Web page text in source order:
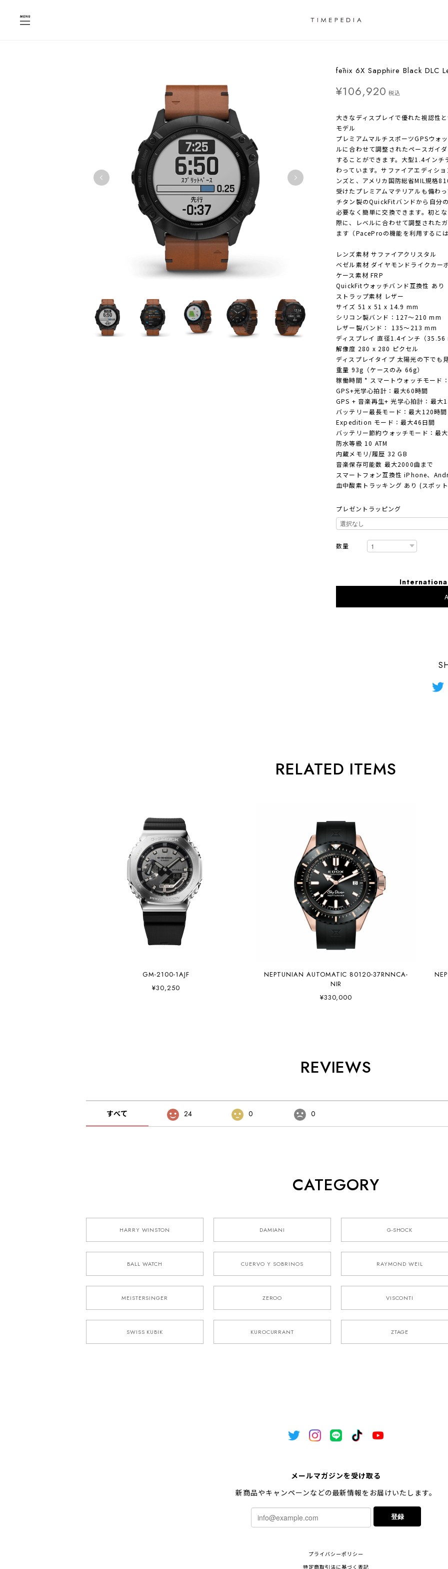
fēnix 6X Sapphire Black DLC
¥106,920 税込
大きなディスプレイで優れた視認性
モデル
プレミアムマルチスポーツGPSウォ
ルに合わせて調整されたペースガイ
することができます。大型1.4イン
わっています。サファイアエディシ
ンズと、アメリカ国防総省MIL規格
受けたプレミアムマテリアルも備わ
チタン製のQuickFitバンドから自分
必要なく簡単に交換できます。初と
際に、レベルに合わせて調整された
ます（PaceProの機能を利用するに
レンズ素材 サファイアクリスタル
ベゼル素材 ダイヤモンドライクカー
ケース素材 FRP
QuickFitウォッチバンド互換性 あり
ストラップ素材 レザー
サイズ 51 x 51 x 14.9 mm
シリコン製バンド：127～210 mm
レザー製バンド： 135～213 mm
ディスプレイ 直径1.4インチ（
解像度 280 x 280 ピクセル
ディスプレイタイプ 太陽光の下でも
重量 93g（ケースのみ 66g）
稼働時間 * スマートウォッチモード
GPS+光学心拍計：最大60時間
GPS + 音楽再生+ 光学心拍計：最大
バッテリー最長モード：最大120時間
Expedition モード：最大46日間
バッテリー節約ウォッチモード：最
防水等級 10 ATM
内蔵メモリ/履歴 32 GB
音楽保存可能数 最大2000曲まで
スマートフォン互換性 iPhone、
血中酸素トラッキング あり (スポッ
プレゼントラッピング
数量
RELATED ITEMS
GM-2100-1AJF
¥30,250
NEPTUNIAN AUTOMATIC 80120-37RNNCA-
NIR
¥330,000
REVIEWS
すべて 24 0 0
CATEGORY
HARRY WINSTON DAMIANI G-SHOCK
BALL WATCH CUERVO Y SOBRINOS RAYMOND WEIL
MEISTERSINGER ZEROO VISCONTI
SWISS KUBIK KUROCURRANT ZTAGE
メールマガジンを受け取る
新商品やキャンペーンなどの最新情報をお届けいたします。
登録
プライバシーポリシー
特定商取引法に基づく表記